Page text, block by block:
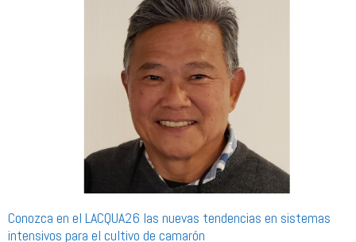
Conozca en el LACQUA26 las nuevas tendencias en sistemas
intensivos para el cultivo de camarón